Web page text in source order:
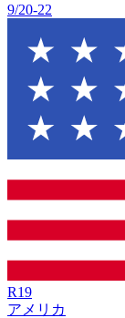
9/20-22
R19
アメリカ